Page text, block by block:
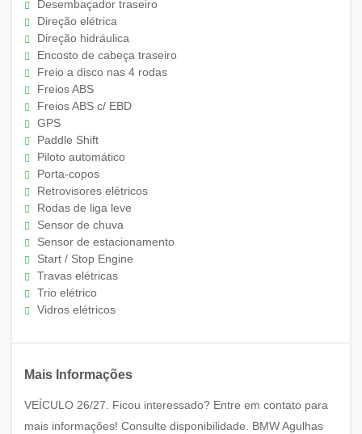
Desembaçador traseiro
Direção elétrica
Direção hidráulica
Encosto de cabeça traseiro
Freio a disco nas 4 rodas
Freios ABS
Freios ABS c/ EBD
GPS
Paddle Shift
Piloto automático
Porta-copos
Retrovisores elétricos
Rodas de liga leve
Sensor de chuva
Sensor de estacionamento
Start / Stop Engine
Travas elétricas
Trio elétrico
Vidros elétricos
Mais Informações
VEÍCULO 26/27. Ficou interessado? Entre em contato para
mais informações! Consulte disponibilidade. BMW Agulhas